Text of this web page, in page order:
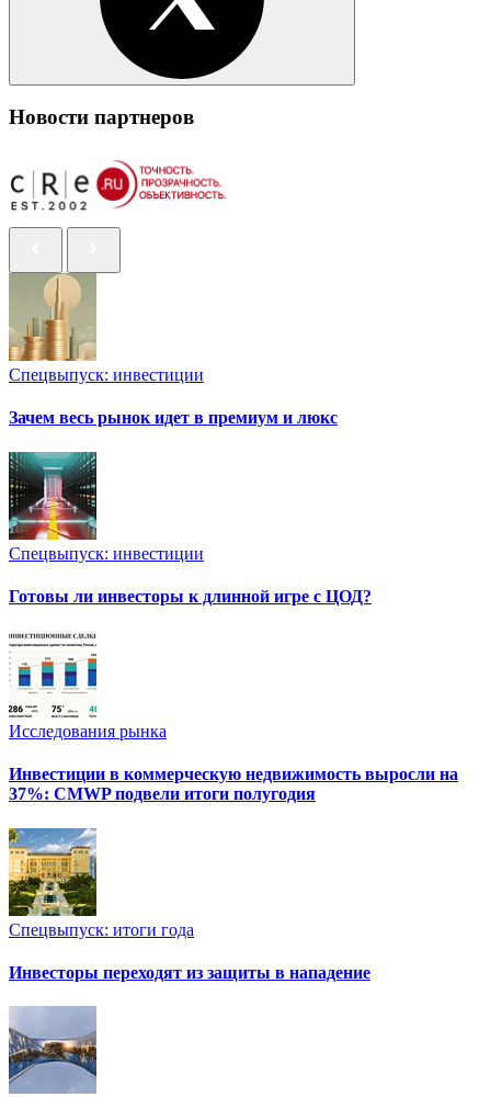
Новости партнеров
Спецвыпуск: инвестиции
Зачем весь рынок идет в премиум и люкс
Спецвыпуск: инвестиции
Готовы ли инвесторы к длинной игре с ЦОД?
Исследования рынка
Инвестиции в коммерческую недвижимость выросли на
37%: CMWP подвели итоги полугодия
Спецвыпуск: итоги года
Инвесторы переходят из защиты в нападение